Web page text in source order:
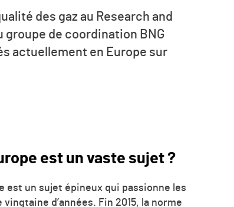
des gaz au Research and
groupe de coordination BNG
actuellement en Europe sur
est un vaste sujet ?
est un sujet épineux qui passionne les
d’années. Fin 2015, la norme